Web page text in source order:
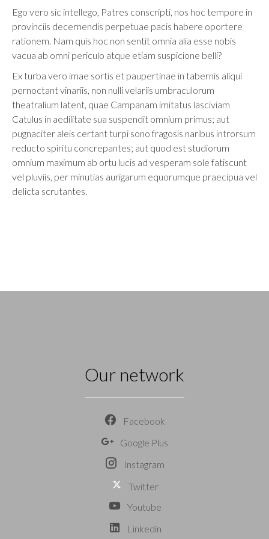
Ego vero sic intellego, Patres conscripti, nos hoc tempore in
provinciis decernendis perpetuae pacis habere oportere
rationem. Nam quis hoc non sentit omnia alia esse nobis
vacua ab omni periculo atque etiam suspicione belli?
Ex turba vero imae sortis et paupertinae in tabernis aliqui
pernoctant vinariis, non nulli velariis umbraculorum
theatralium latent, quae Campanam imitatus lasciviam
Catulus in aedilitate sua suspendit omnium primus; aut
pugnaciter aleis certant turpi sono fragosis naribus introrsum
reducto spiritu concrepantes; aut quod est studiorum
omnium maximum ab ortu lucis ad vesperam sole fatiscunt
vel pluviis, per minutias aurigarum equorumque praecipua vel
delicta scrutantes.
Our network
Facebook
Google Plus
Instagram
Twitter
Youtube
Linkedin